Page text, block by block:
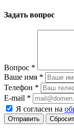
Задать вопрос
Вопрос *
Ваше имя *
Телефон *
E-mail *
Я согласен на